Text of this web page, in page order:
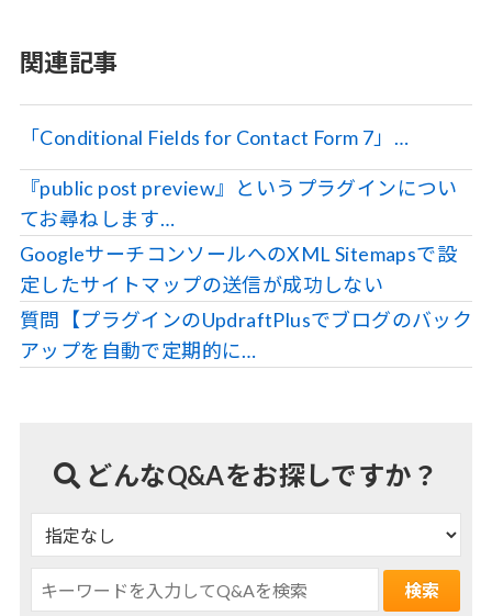
関連記事
「Conditional Fields for Contact Form 7」…
『public post preview』というプラグインについ
てお尋ねします…
GoogleサーチコンソールへのXML Sitemapsで設
定したサイトマップの送信が成功しない
質問【プラグインのUpdraftPlusでブログのバック
アップを自動で定期的に…
どんなQ&Aをお探しですか？